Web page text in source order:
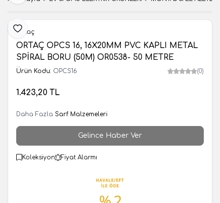
Favoriye Ekle
Ortaç
ORTAÇ OPCS 16, 16X20MM PVC KAPLI METAL
SPİRAL BORU (50M) OR0538- 50 METRE
Ürün Kodu: OPCS16 (0)
1.423,20 TL
Daha Fazla Sarf Malzemeleri
Gelince Haber Ver
Koleksiyon Fiyat Alarmı